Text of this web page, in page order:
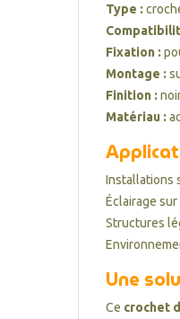
Type :
Fixation :
Montage :
Finition :
Matériau :
Installations
Éclairage
Structures
Une
Ce crochet